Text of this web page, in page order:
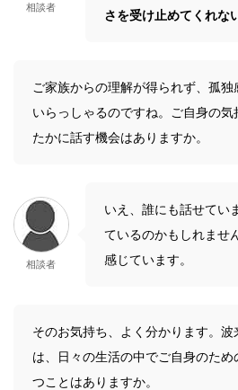
相談者
さを受け止めてくれな
ご家族からの理解が得られず、孤独
いらっしゃるのですね。ご自身の気
たかに話す機会はありますか。
相談者
いえ、誰にも話せてい
ているのかもしれませ
感じています。
そのお気持ち、よく分かります。波
は、日々の生活の中でご自身のため
つことはありますか。